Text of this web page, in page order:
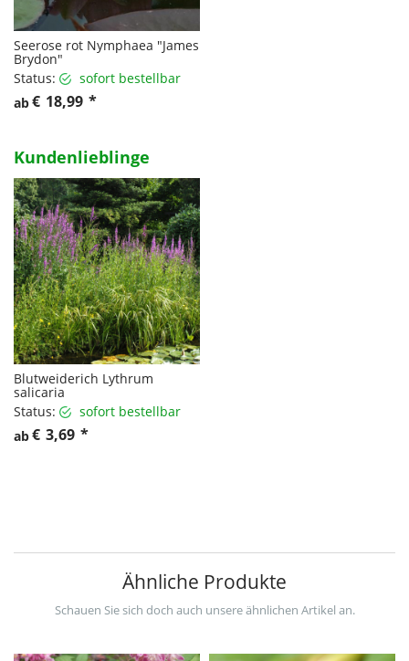
Seerose rot Nymphaea "James
Brydon"
Status:
sofort bestellbar
ab€ 18,99 *
Kundenlieblinge
Blutweiderich Lythrum
salicaria
Status:
sofort bestellbar
ab€ 3,69 *
Ähnliche Produkte
Schauen Sie sich doch auch unsere ähnlichen Artikel an.